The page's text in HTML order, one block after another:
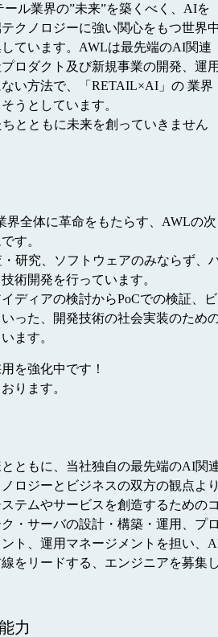
ル業界の”未来”を築くべく、AIを
クノロジーに強い関心をもつ世界
ています。AWLは最先端のAI関連
ロダクト及び新規事業の開発、運
い方法で、「RETAIL×AI」の 業界
うとしています。
とともに未来を創っていきません
界全体に革命をもたらす、AWLの次
す。
研究、ソフトウェアのみならず、
術開発を行っています。
ディアの検討からPoCでの検証、ビ
った、開発技術の社会実装のため
ます。
を強化中です！
ります。
ともに、当社独自の最先端のAI関
ロジーとビジネスの双方の観点よ
テムやサービスを創造するための
・サーバの設計・構築・運用、プ
ト、運用マネージメントを担い、
をリードする、エンジニアを募集
力